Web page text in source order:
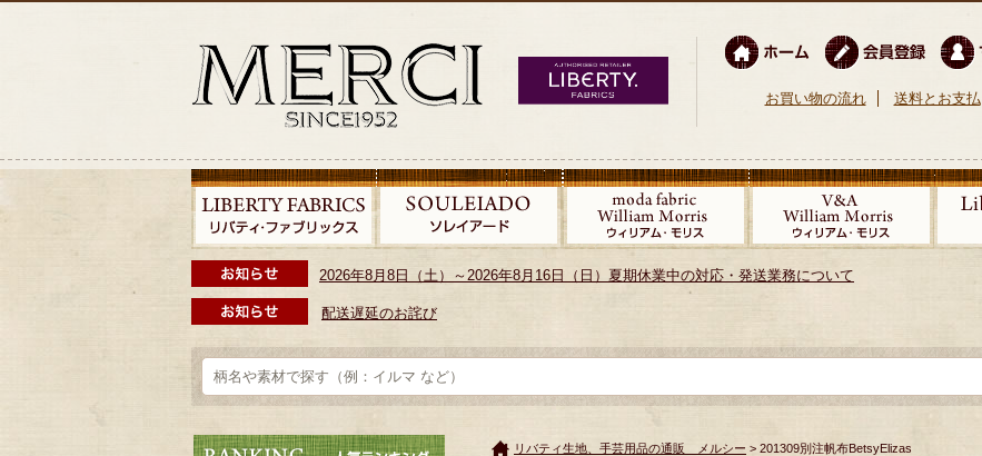
お買い物の流れ 送料とお支払
2026年8月8日（土）～2026年8月16日（日）夏期休業中の対応・発送業務について
配送遅延のお詫び
リバティ生地、手芸用品の通販 メルシー > 201309別注帆布BetsyElizas